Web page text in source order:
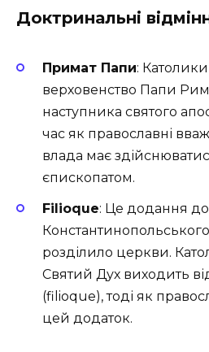
Доктринальні
Примат Папи:
верховенство Папи
наступника святого
час як православні
влада має
єпископатом.
Filioque: Це додання
розділило церкви.
Святий Дух виходить
(filioque), тоді як
цей додаток.